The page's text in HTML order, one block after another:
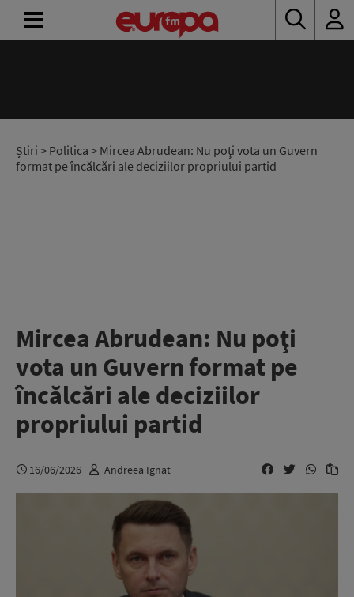
Știri > Politica > Mircea Abrudean: Nu poţi vota un Guvern
format pe încălcări ale deciziilor propriului partid
Mircea Abrudean: Nu poţi
vota un Guvern format pe
încălcări ale deciziilor
propriului partid
16/06/2026 Andreea Ignat
RADIO